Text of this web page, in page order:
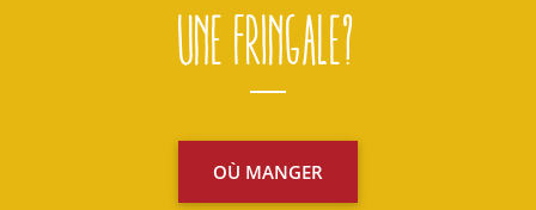
Une fringale?
OÙ MANGER